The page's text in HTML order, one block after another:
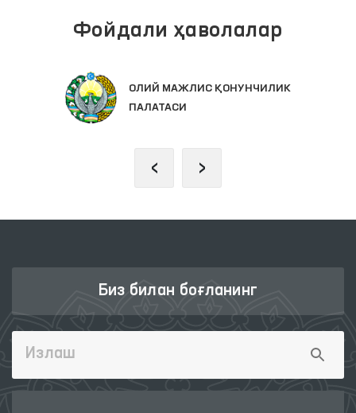
Фойдали ҳаволалар
ОЛИЙ МАЖЛИС ҚОНУНЧИЛИК
ПАЛАТАСИ
‹ ›
Биз билан боғланинг